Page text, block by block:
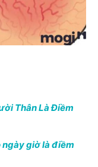
Thân Là Điềm
ngày giờ là điềm